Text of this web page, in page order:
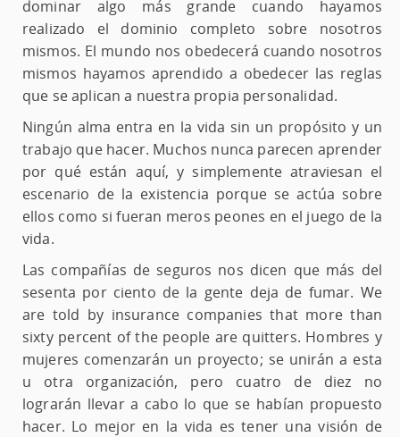
dominar algo más grande cuando hayamos
realizado el dominio completo sobre nosotros
mismos. El mundo nos obedecerá cuando nosotros
mismos hayamos aprendido a obedecer las reglas
que se aplican a nuestra propia personalidad.
Ningún alma entra en la vida sin un propósito y un
trabajo que hacer. Muchos nunca parecen aprender
por qué están aquí, y simplemente atraviesan el
escenario de la existencia porque se actúa sobre
ellos como si fueran meros peones en el juego de la
vida.
Las compañías de seguros nos dicen que más del
sesenta por ciento de la gente deja de fumar. We
are told by insurance companies that more than
sixty percent of the people are quitters. Hombres y
mujeres comenzarán un proyecto; se unirán a esta
u otra organización, pero cuatro de diez no
lograrán llevar a cabo lo que se habían propuesto
hacer. Lo mejor en la vida es tener una visión de